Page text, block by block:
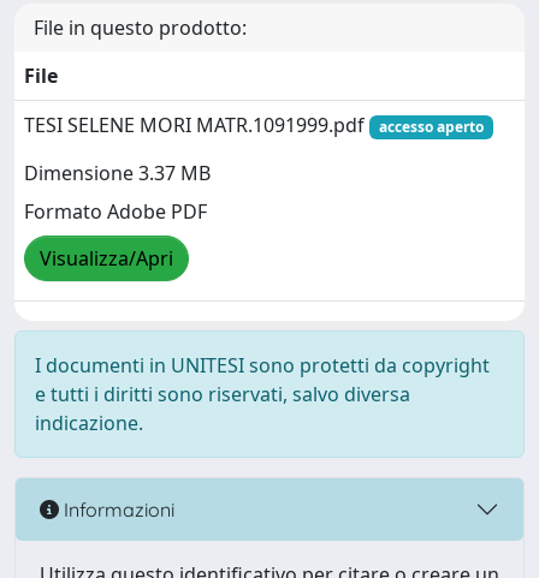
File in questo prodotto:
File
TESI SELENE MORI MATR.1091999.pdf
accesso aperto
Dimensione 3.37 MB
Formato Adobe PDF
Visualizza/Apri
I documenti in UNITESI sono protetti da copyright
e tutti i diritti sono riservati, salvo diversa
indicazione.
Informazioni